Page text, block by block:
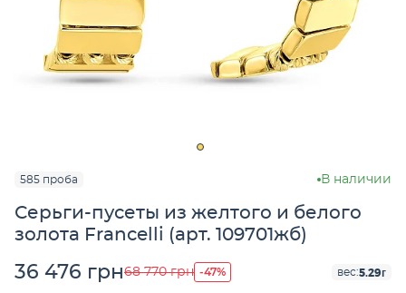
585 проба В наличии
Серьги-пусеты из желтого и белого
золота Francelli (арт. 109701жб)
36 476 грн68 770 грн -47% вес:5.29г